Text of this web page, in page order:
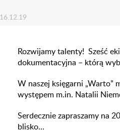
16.12.19
Rozwijamy talenty! Sześć
dokumentacyjna – którą
W naszej księgarni „Warto”
występem m.in. Natalii
Serdecznie zapraszamy na
blisko…